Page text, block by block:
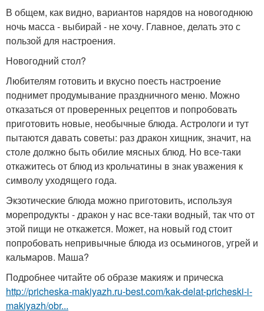
В общем, как видно, вариантов нарядов на новогоднюю
ночь масса - выбирай - не хочу. Главное, делать это с
пользой для настроения.
Новогодний стол?
Любителям готовить и вкусно поесть настроение
поднимет продумывание праздничного меню. Можно
отказаться от проверенных рецептов и попробовать
приготовить новые, необычные блюда. Астрологи и тут
пытаются давать советы: раз дракон хищник, значит, на
столе должно быть обилие мясных блюд. Но все-таки
откажитесь от блюд из крольчатины в знак уважения к
символу уходящего года.
Экзотические блюда можно приготовить, используя
морепродукты - дракон у нас все-таки водный, так что от
этой пищи не откажется. Может, на новый год стоит
попробовать непривычные блюда из осьминогов, угрей и
кальмаров. Маша?
Подробнее читайте об образе макияж и прическа
http://pricheska-makiyazh.ru-best.com/kak-delat-pricheski-i-
makiyazh/obr...